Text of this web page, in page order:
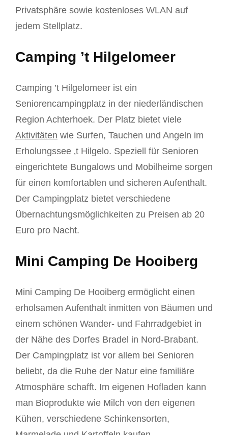
Privatsphäre sowie kostenloses WLAN auf
jedem Stellplatz.
Camping ’t Hilgelomeer
Camping ’t Hilgelomeer ist ein
Seniorencampingplatz in der niederländischen
Region Achterhoek. Der Platz bietet viele
Aktivitäten wie Surfen, Tauchen und Angeln im
Erholungssee ‚t Hilgelo. Speziell für Senioren
eingerichtete Bungalows und Mobilheime sorgen
für einen komfortablen und sicheren Aufenthalt.
Der Campingplatz bietet verschiedene
Übernachtungsmöglichkeiten zu Preisen ab 20
Euro pro Nacht.
Mini Camping De Hooiberg
Mini Camping De Hooiberg ermöglicht einen
erholsamen Aufenthalt inmitten von Bäumen und
einem schönen Wander- und Fahrradgebiet in
der Nähe des Dorfes Bradel in Nord-Brabant.
Der Campingplatz ist vor allem bei Senioren
beliebt, da die Ruhe der Natur eine familiäre
Atmosphäre schafft. Im eigenen Hofladen kann
man Bioprodukte wie Milch von den eigenen
Kühen, verschiedene Schinkensorten,